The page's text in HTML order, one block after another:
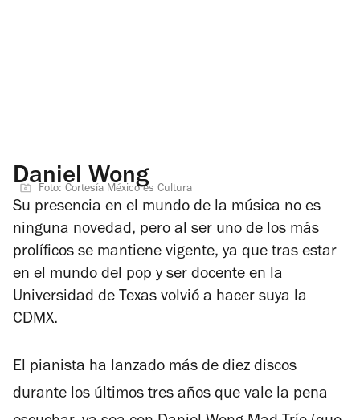
Daniel Wong
Foto: Cortesía México es Cultura
Su presencia en el mundo de la música no es
ninguna novedad, pero al ser uno de los más
prolíficos se mantiene vigente, ya que tras estar
en el mundo del pop y ser docente en la
Universidad de Texas volvió a hacer suya la
CDMX.
El pianista ha lanzado más de diez discos
durante los últimos tres años que vale la pena